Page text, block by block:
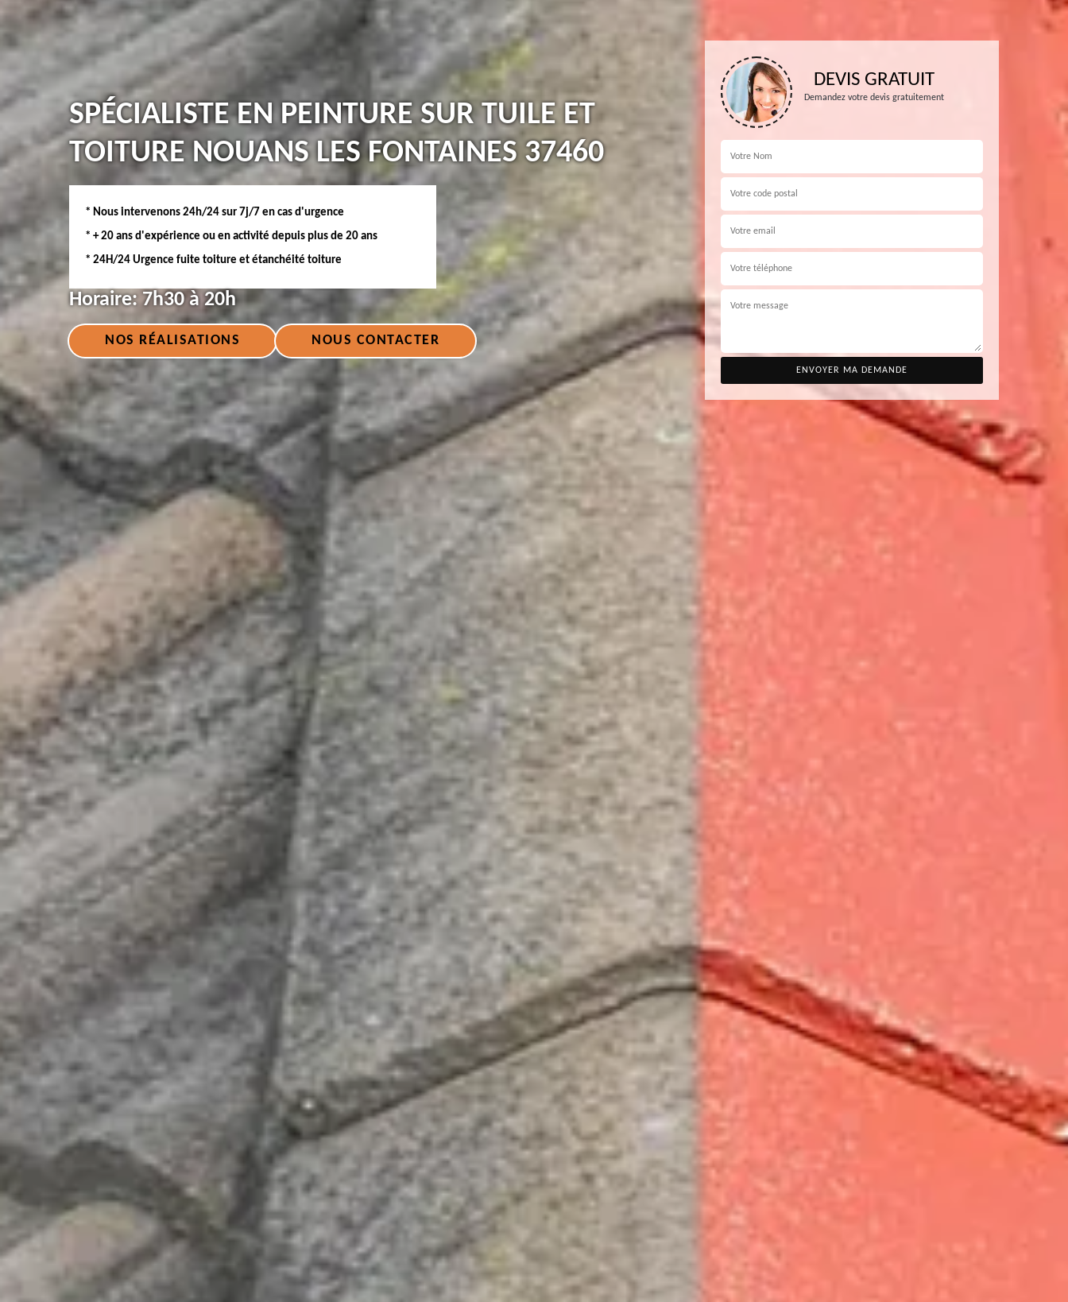
SPÉCIALISTE EN PEINTURE SUR TUILE ET
TOITURE NOUANS LES FONTAINES 37460
* Nous intervenons 24h/24 sur 7j/7 en cas d'urgence
* + 20 ans d'expérience ou en activité depuis plus de 20 ans
* 24H/24 Urgence fuite toiture et étanchéité toiture
Horaire:7h30 à 20h
NOS RÉALISATIONS NOUS CONTACTER
DEVIS GRATUIT
Demandez votre devis gratuitement